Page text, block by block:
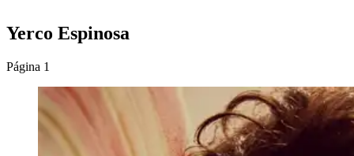
Yerco Espinosa
Página 1